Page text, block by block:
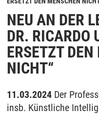
NEU AN DER
DR. RICARDO
ERSETZT
NICHT“
11.03.2024 Der
insb. Künstliche